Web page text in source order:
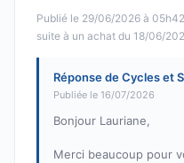
Publié le 29/06/2026 à 05h42
suite à un achat du 18/06/
Réponse de Cycles et
Publiée le 16/07/2026
Bonjour Lauriane,
Merci beaucoup pour